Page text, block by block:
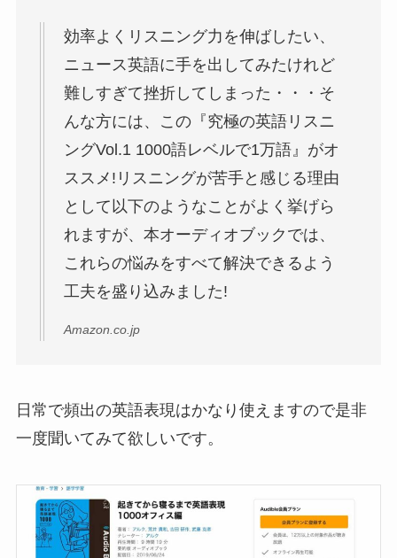
ニュース英語に手を出してみたけれど
難しすぎて挫折してしまった・・・そ
んな方には、この『究極の英語リスニ
ングVol.1 1000語レベルで1万語』がオ
ススメ!リスニングが苦手と感じる理由
として以下のようなことがよく挙げら
れますが、本オーディオブックでは、
これらの悩みをすべて解決できるよう
工夫を盛り込みました!
Amazon.co.jp
一度聞いてみて欲しいです。